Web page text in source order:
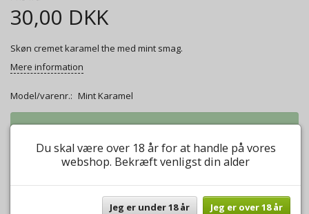
30,00 DKK
Skøn cremet karamel the med mint smag.
Mere information
Model/varenr.: Mint Karamel
Vægt:100g
45,00 DKK
250g
112,00 DKK
448,00 DKK
Du skal være over 18 år for at handle på vores
webshop. Bekræft venligst din alder
Jeg er under 18 år Jeg er over 18 år